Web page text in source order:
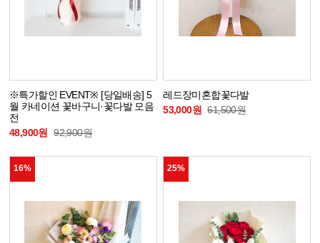
※특가할인 EVENT※ [당일배송] 5
월 카네이션 꽃바구니·꽃다발 모음
전
48,900원 92,900원
레드장미혼합꽃다발
53,000원 61,500원
16% 25%